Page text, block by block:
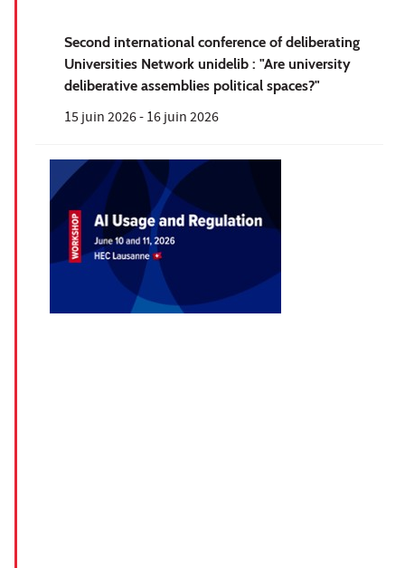
Second international conference of deliberating
Universities Network unidelib : "Are university
deliberative assemblies political spaces?"
15 juin 2026-16 juin 2026